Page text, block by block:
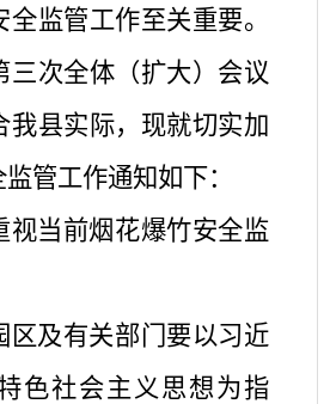
监管工作至关重要。
三次全体（扩大）会议
我县实际，现就切实加
管工作通知如下：
视当前烟花爆竹安全监
区及有关部门要以习近
色社会主义思想为指